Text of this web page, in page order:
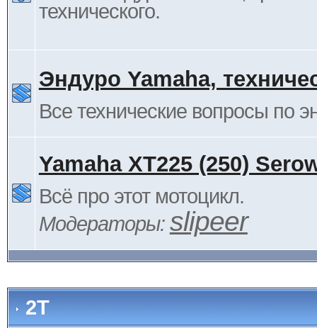
технического.
Эндуро Yamaha,
Все технические вопросы по
Yamaha XT225 (250)
Всё про этот мотоцикл.
Модераторы: slipeer
2Т